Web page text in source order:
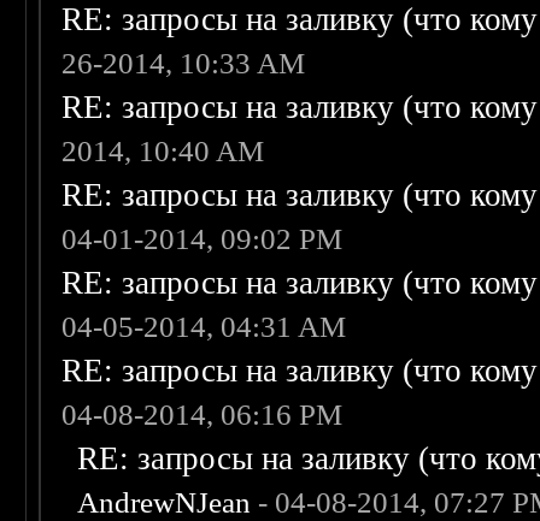
RE: запросы на заливку (что
26-2014, 10:33 AM
RE: запросы на заливку (что
2014, 10:40 AM
RE: запросы на заливку (что
04-01-2014, 09:02 PM
RE: запросы на заливку (что
04-05-2014, 04:31 AM
RE: запросы на заливку (что
04-08-2014, 06:16 PM
RE: запросы на заливку (что
AndrewNJean - 04-08-2014, 07:27